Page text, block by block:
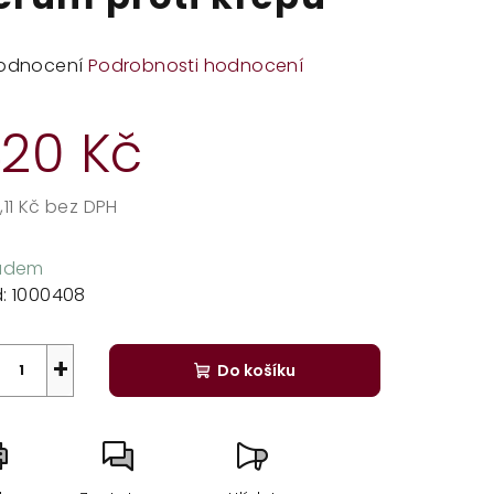
Podrobnosti hodnocení
Kč
Kč bez DPH
1000408
+ Do košíku